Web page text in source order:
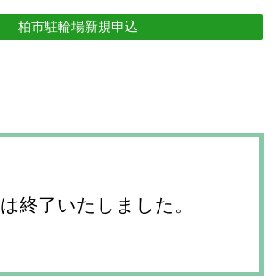
柏市駐輪場新規申込
終了いたしました。